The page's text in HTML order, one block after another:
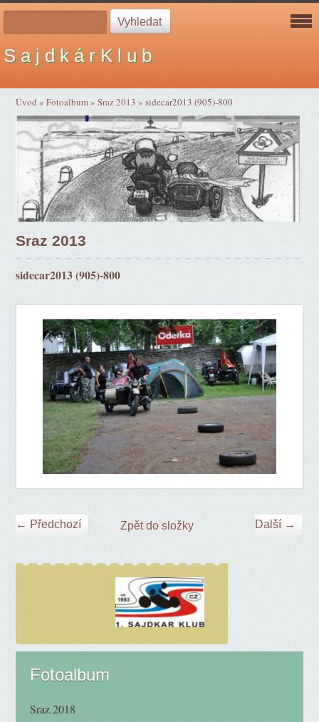
S a j d k á r K l u b
Úvod »Fotoalbum»Sraz 2013 »sidecar2013 (905)-800
Sraz 2013
sidecar2013 (905)-800
← Předchozí Další →
Zpět do složky
Fotoalbum
Sraz 2018